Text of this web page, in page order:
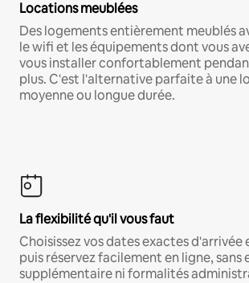
Locations meublées
Des logements entièrement meublés
le wifi et les équipements dont vous
vous installer confortablement
plus. C'est l'alternative parfaite à une
moyenne ou longue durée.
La flexibilité qu'il vous faut
Choisissez vos dates exactes
puis réservez facilement en ligne, sans
supplémentaire ni formalités